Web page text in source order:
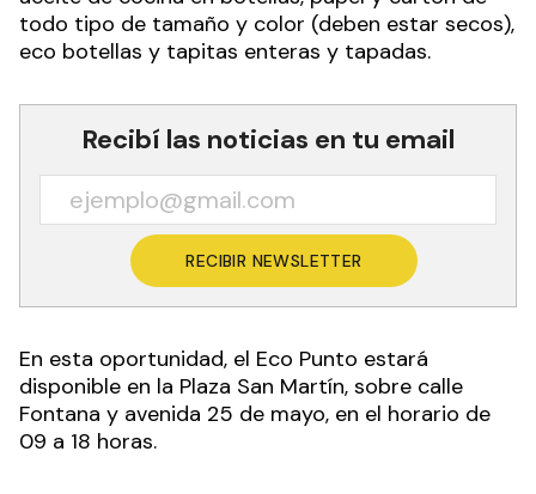
todo tipo de tamaño y color (deben estar secos),
eco botellas y tapitas enteras y tapadas.
Recibí las noticias en tu email
RECIBIR NEWSLETTER
En esta oportunidad, el Eco Punto estará
disponible en la Plaza San Martín, sobre calle
Fontana y avenida 25 de mayo, en el horario de
09 a 18 horas.